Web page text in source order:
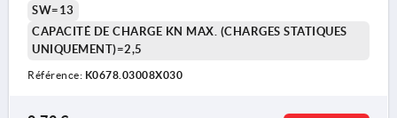
SW=13
CAPACITÉ DE CHARGE KN MAX. (CHARGES STATIQUES
UNIQUEMENT)=2,5
Référence: K0678.03008X030